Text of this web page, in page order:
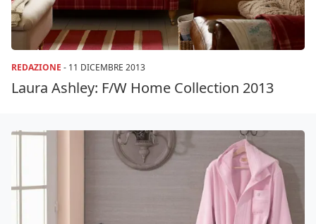
REDAZIONE - 11 DICEMBRE 2013
Laura Ashley: F/W Home Collection 2013